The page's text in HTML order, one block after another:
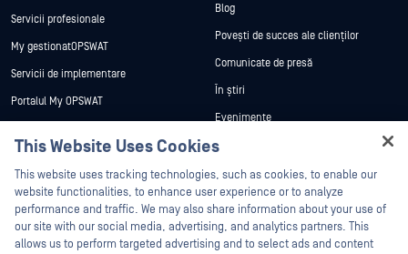
Servicii profesionale
My gestionatOPSWAT
Servicii de implementare
Portalul My OPSWAT
vulnerabilităților
Parteneri
Certificare
Blog
Povești de succes ale clienților
Comunicate de presă
În știri
Evenimente
Webinare
Fișe de date
Cărți albe
Instrumente gratuite
This Website Uses Cookies
This website uses tracking technologies, such as cookies, to enable our
website functionalities, to enhance user experience or to analyze
performance and traffic. We may also share information about your use of
our site with our social media, advertising, and analytics partners. This
allows us to perform targeted advertising and to select ads and content
Hey there!
I'm Ozzy, your OPSWAT virtual assistant.
How can I help you secure what's critical
today?